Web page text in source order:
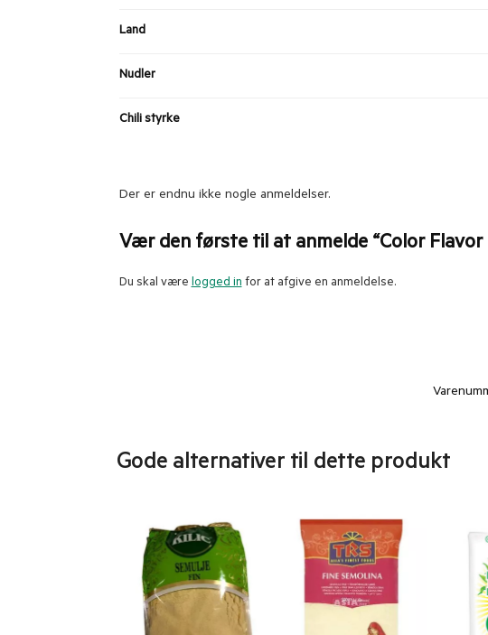
Land
Nudler
Chili styrke
Der er endnu ikke nogle anmeldelser.
Vær den første til at anmelde “Color
Du skal være logged in for at afgive en anmeldelse.
Gode alternativer til dette produkt